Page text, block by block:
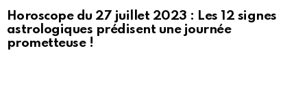
Horoscope du 27 juillet 2023 : Les 12 signes
astrologiques prédisent une journée
prometteuse !